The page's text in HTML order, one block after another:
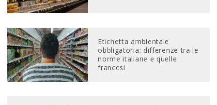
Etichetta ambientale
obbligatoria: differenze tra le
norme italiane e quelle
francesi